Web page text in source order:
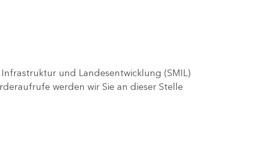
und Landesentwicklung (SMIL)
werden wir Sie an dieser Stelle